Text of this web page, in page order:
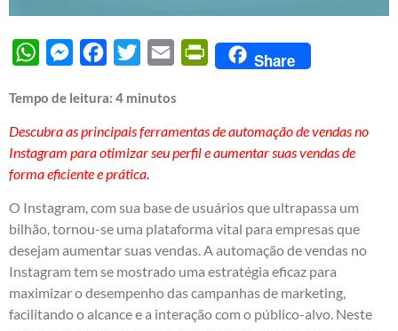
WhatsAppMessengerFacebook
Twitter Email PrintFriendly
Share
Tempo de leitura: 4 minutos
Descubra as principais ferramentas de automação de vendas no
Instagram para otimizar seu perfil e aumentar suas vendas de
forma eficiente e prática.
O Instagram, com sua base de usuários que ultrapassa um
bilhão, tornou-se uma plataforma vital para empresas que
desejam aumentar suas vendas. A automação de vendas no
Instagram tem se mostrado uma estratégia eficaz para
maximizar o desempenho das campanhas de marketing,
facilitando o alcance e a interação com o público-alvo. Neste